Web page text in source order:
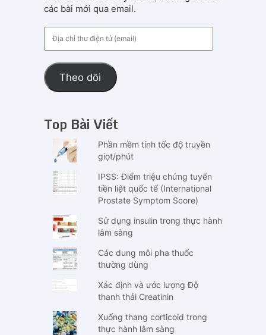
các bài mới qua email.
chỉ
điện
tử
(email)
Theo dõi
Top Bài Viết
Phần mềm tính tốc độ truyền
giọt/phút
IPSS: Điểm triệu chứng tuyến
tiền liệt quốc tế (International
Prostate Symptom Score)
Sử dụng insulin trong thực hành
lâm sàng
Các dung môi pha thuốc
thường dùng
Xác định và ước lượng Độ
thanh thải Creatinin
Xuống thang corticoid trong
thực hành lâm sàng